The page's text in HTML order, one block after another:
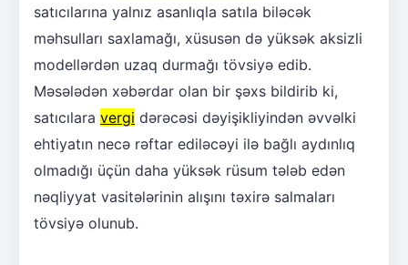
satıcılarına yalnız asanlıqla satıla biləcək
məhsulları saxlamağı, xüsusən də yüksək aksizli
modellərdən uzaq durmağı tövsiyə edib.
Məsələdən xəbərdar olan bir şəxs bildirib ki,
satıcılara vergi dərəcəsi dəyişikliyindən əvvəlki
ehtiyatın necə rəftar ediləcəyi ilə bağlı aydınlıq
olmadığı üçün daha yüksək rüsum tələb edən
nəqliyyat vasitələrinin alışını təxirə salmaları
tövsiyə olunub.